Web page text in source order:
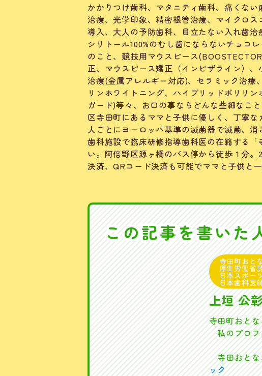
かかりつけ歯科、マタニティ歯科、痛くな
治療、光学印象、精密根管治療、マイクロ
導入、大人の予防歯科、目立たない入れ歯治
シリトール100%のむし歯にならないチョコ
のこと、競技用マウスピース
正、マウスピース矯正（インビザライン）
治療(金属アレルギー対応)、セラミック治
リンホワイトニング、ハイブリッドポリリ
ガード)等々、お口の事ならどんな些細なこ
区寺田町にあるママと子供に優しく、丁寧
人ごとにヨーロッパ基準の滅菌器で滅菌、
歯科施設で臨床研修指導歯科医の在籍する
い。阿倍野区源ヶ橋のバス停から徒歩１分
決済、QRコード決済も可能でママと子供と
この記事を書いた
寺田町おと
厚生労働省
日本スポー
日本歯科医
上垣 公
寺田町おと
私のプロフ
寺田おとな
ック